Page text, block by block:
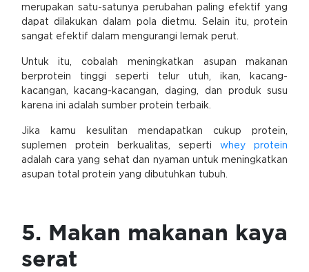
merupakan satu-satunya perubahan paling efektif yang
dapat dilakukan dalam pola dietmu. Selain itu, protein
sangat efektif dalam mengurangi lemak perut.
Untuk itu, cobalah meningkatkan asupan makanan
berprotein tinggi seperti telur utuh, ikan, kacang-
kacangan, kacang-kacangan, daging, dan produk susu
karena ini adalah sumber protein terbaik.
Jika kamu kesulitan mendapatkan cukup protein,
suplemen protein berkualitas, sepertiwhey protein
adalah cara yang sehat dan nyaman untuk meningkatkan
asupan total protein yang dibutuhkan tubuh.
5. Makan makanan kaya
serat